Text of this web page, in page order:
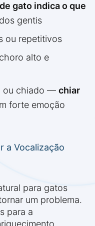
gato indica o que
gentis
ou repetitivos
alto e
ou chiado — chiar
forte emoção
a Vocalização
para gatos
um problema.
para a